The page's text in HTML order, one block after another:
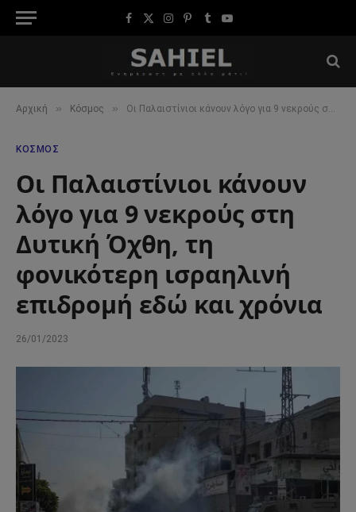
Facebook
X
Instagram
Pinterest
TumblrYouTube
Αρχική » Κόσμος » Οι Παλαιστίνιοι κάνουν λόγο για 9 νεκρούς στη Δυτική Όχθη, τη φονικότερη ισραηλινή επιδρομή εδώ και χρόνια
ΚΌΣΜΟΣ
Οι Παλαιστίνιοι κάνουν
λόγο για 9 νεκρούς στη
Δυτική Όχθη, τη
φονικότερη ισραηλινή
επιδρομή εδώ και χρόνια
26/01/2023